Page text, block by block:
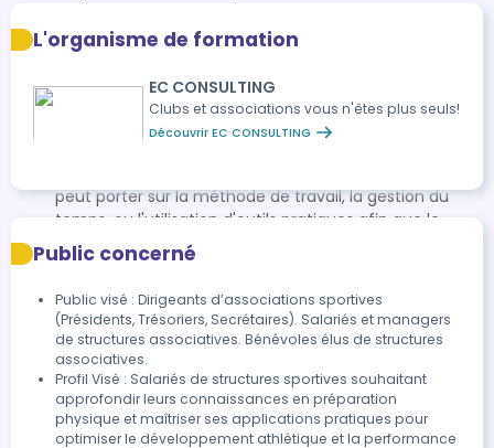
Exemples pratiques : Durant ces 2 heures, l'intervenant
peut proposer des études de cas, des exercices
pratiques, ou réviser certaines notions théoriques pour
aider le stagiaire à assimiler les concepts dans un
contexte concret.
peut porter sur la méthode de travail, la gestion du
temps, ou l'utilisation d'outils pratiques afin que le
stagiaire gagne en autonomie et en efficacité.
Accompagnement personnalisé : L'objectif est de
fournir un suivi individualisé, d'écouter les difficultés du
stagiaire, et d'ajuster la pédagogie pour l'aider à
progresser et à atteindre ses objectifs de formation.
L'organisme de formation
EC CONSULTING
Clubs et associations vous n'êtes plus seuls!
Découvrir EC CONSULTING
Public concerné
Public visé : Dirigeants d’associations sportives
(Présidents, Trésoriers, Secrétaires). Salariés et managers
de structures associatives. Bénévoles élus de structures
associatives.
Profil Visé : Salariés de structures sportives souhaitant
approfondir leurs connaissances en préparation
physique et maîtriser ses applications pratiques pour
optimiser le développement athlétique et la performance